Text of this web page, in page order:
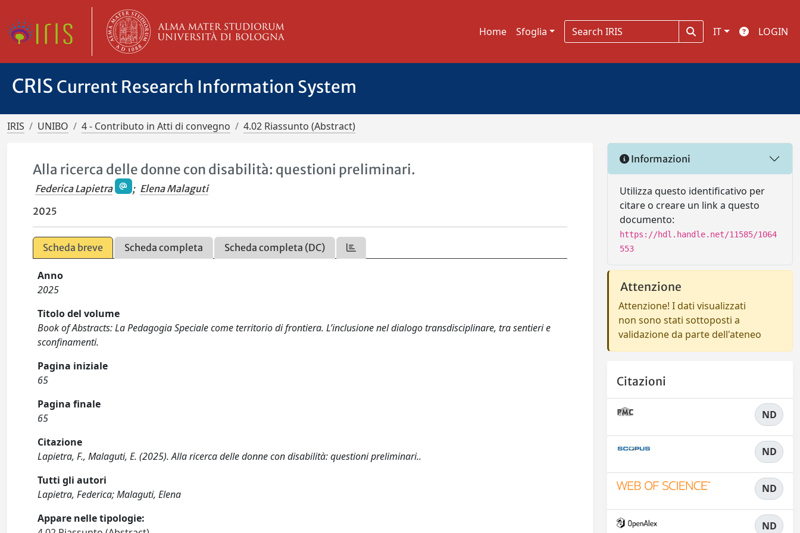
Home Sfoglia IT LOGIN
CRIS Current Research Information System
IRIS UNIBO 4 - Contributo in Atti di convegno 4.02 Riassunto (Abstract)
Alla ricerca delle donne con disabilità: questioni preliminari.
Federica Lapietra ; Elena Malaguti
2025
Scheda breve Scheda completa Scheda completa (DC)
Anno
2025
Titolo del volume
Book of Abstracts: La Pedagogia Speciale come territorio di frontiera. L’inclusione nel dialogo transdisciplinare, tra sentieri e
sconfinamenti.
Pagina iniziale
65
Pagina finale
65
Citazione
Lapietra, F., Malaguti, E. (2025). Alla ricerca delle donne con disabilità: questioni preliminari..
Tutti gli autori
Lapietra, Federica; Malaguti, Elena
Appare nelle tipologie:
Informazioni
Utilizza questo identificativo per
citare o creare un link a questo
documento:
https://hdl.handle.net/11585/1064
553
Attenzione
Attenzione! I dati visualizzati
non sono stati sottoposti a
validazione da parte dell'ateneo
Citazioni
ND
ND
ND
ND